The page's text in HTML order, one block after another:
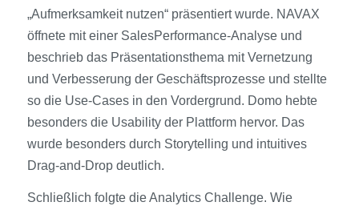
„Aufmerksamkeit nutzen“ präsentiert wurde. NAVAX
öffnete mit einer SalesPerformance-Analyse und
beschrieb das Präsentationsthema mit Vernetzung
und Verbesserung der Geschäftsprozesse und stellte
so die Use-Cases in den Vordergrund. Domo hebte
besonders die Usability der Plattform hervor. Das
wurde besonders durch Storytelling und intuitives
Drag-and-Drop deutlich.
Schließlich folgte die Analytics Challenge. Wie